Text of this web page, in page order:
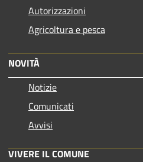
Autorizzazioni
Agricoltura e pesca
NOVITÀ
Notizie
Comunicati
Avvisi
VIVERE IL COMUNE